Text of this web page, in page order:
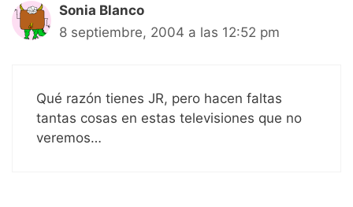
Sonia Blanco
8 septiembre, 2004 a las 12:52 pm
Qué razón tienes JR, pero hacen faltas
tantas cosas en estas televisiones que no
veremos…